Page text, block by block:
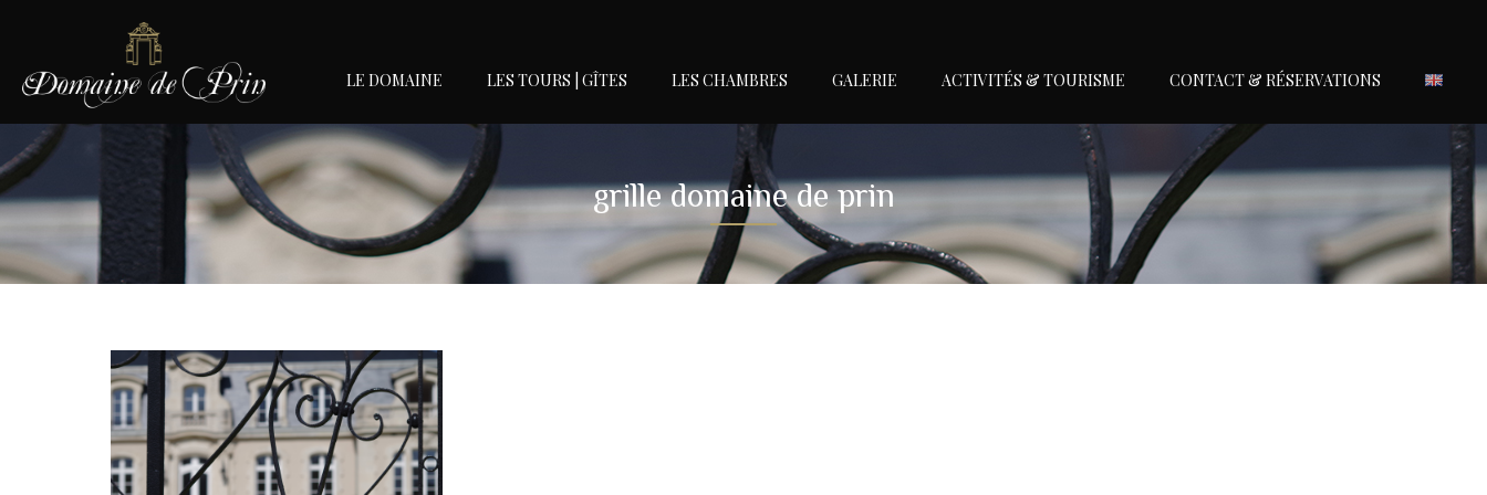
LE DOMAINE LES TOURS | GÎTES LES CHAMBRES GALERIE ACTIVITÉS & TOURISME CONTACT & RÉSERVATIONS
grille domaine de prin